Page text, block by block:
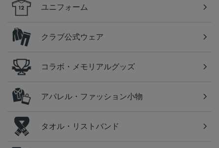
ユニフォーム
クラブ公式ウェア
コラボ・メモリアルグッズ
アパレル・ファッション小物
タオル・リストバンド